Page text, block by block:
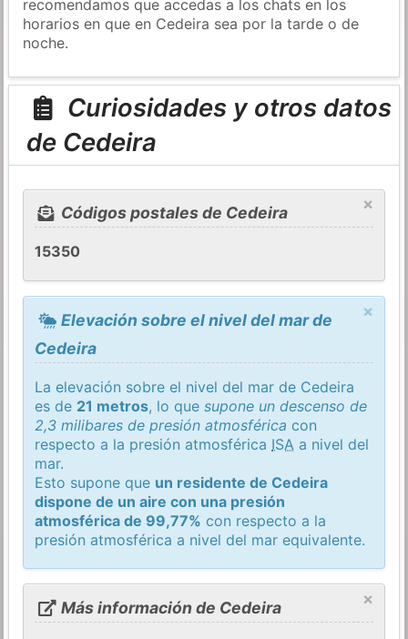
recomendamos que accedas a los chats en los
horarios en que en Cedeira sea por la tarde o de
noche.
Curiosidades y otros datos
de Cedeira
×
Códigos postales de Cedeira
15350
×
Elevación sobre el nivel del mar de
Cedeira
La elevación sobre el nivel del mar de Cedeira
es de 21 metros, lo quesupone un descenso de
2,3 milibares de presión atmosférica con
respecto a la presión atmosférica ISA a nivel del
mar.
Esto supone que un residente de Cedeira
dispone de un aire con una presión
atmosférica de 99,77% con respecto a la
presión atmosférica a nivel del mar equivalente.
×
Más información de Cedeira